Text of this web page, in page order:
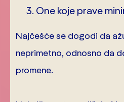
One koje prave
Najčešće se dogodi da
neprimetno, odnosno da
promene.